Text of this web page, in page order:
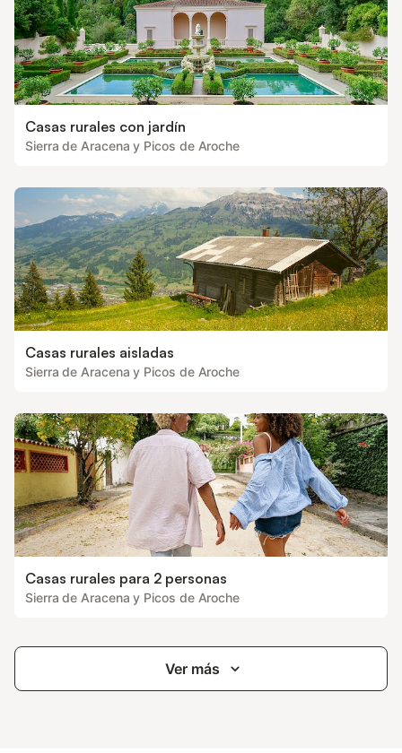
Casas rurales con jardín
Sierra de Aracena y Picos de Aroche
Casas rurales aisladas
Sierra de Aracena y Picos de Aroche
Casas rurales para 2 personas
Sierra de Aracena y Picos de Aroche
Ver más